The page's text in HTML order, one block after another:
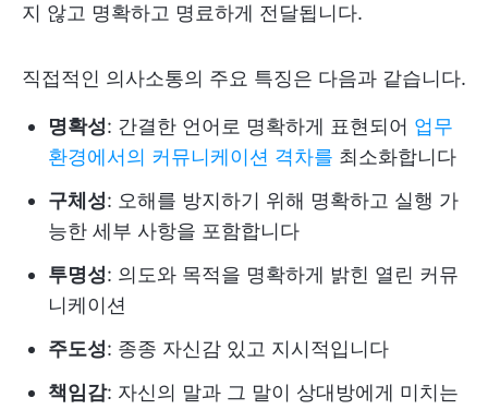
지 않고 명확하고 명료하게 전달됩니다.
직접적인 의사소통의 주요 특징은 다음과 같습니다.
명확성: 간결한 언어로 명확하게 표현되어 업무
환경에서의 커뮤니케이션 격차를 최소화합니다
구체성: 오해를 방지하기 위해 명확하고 실행 가
능한 세부 사항을 포함합니다
투명성: 의도와 목적을 명확하게 밝힌 열린 커뮤
니케이션
주도성: 종종 자신감 있고 지시적입니다
책임감: 자신의 말과 그 말이 상대방에게 미치는